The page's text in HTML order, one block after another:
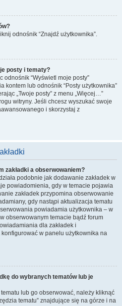
odnośnik “Znajdź użytkownika”.
posty i tematy?
“Wyświetl moje posty”
kontem lub odnośnik “Posty użytkownika”
„Twoje posty” z menu „Więcej…”
witryny. Jeśli chcesz wyszukać swoje
i skorzystaj z
zakładki a obserwowaniem?
podobnie jak dodawanie zakładek w
powiadomienia, gdy w temacie pojawia
zakładek przypomina obserwowanie
gdy nastąpi aktualizacja tematu
powiadamia użytkownika – w
obserwowanym temacie bądź forum
dla zakładek i
w panelu użytkownika na
do wybranych tematów lub je
lub go obserwować, należy kliknąć
tematu” znajdujące się na górze i na